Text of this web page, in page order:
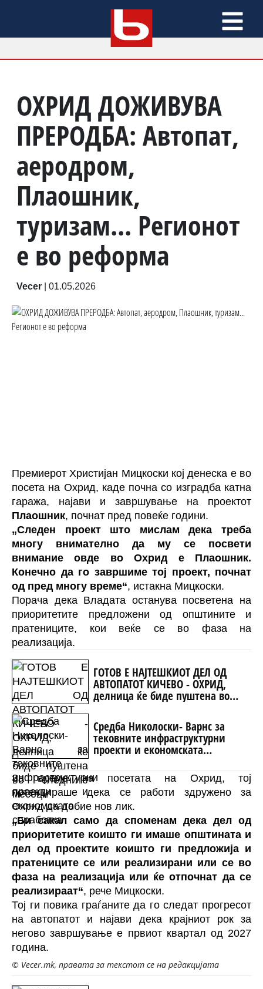
ОХРИД ДОЖИВУВА
ПРЕРОДБА: Автопат,
аеродром,
Плаошник,
туризам... Регионот
е во реформа
Vecer 01.05.2026
Премиерот Христијан Мицкоски кој денеска е во
посета на Охрид, каде почна со изградба катна
гаража, најави и завршување на проектот
Плаошник, почнат пред повеќе години.
„Следен проект што мислам дека треба
многу внимателно да му се посвети
внимание овде во Охрид е Плаошник.
Конечно да го завршиме тој проект, почнат
од пред многу време“, истакна Мицкоски.
Порача дека Владата останува посветена на
приоритетите предложени од општините и
пратениците, кои веќе се во фаза на
реализација.
ГОТОВ Е НАЈТЕШКИОТ ДЕЛ ОД
АВТОПАТОТ КИЧЕВО - ОХРИД,
делница ќе биде пуштена во
Средба Николоски- Варнс за
тековните инфраструктурни
проекти и економската
За време на посетата на Охрид, тој
потенцираше дека се работи здружено за
Охрид да добие нов лик.
„Би сакал само да споменам дека дел од
приоритетите коишто ги имаше општината и
дел од проектите коишто ги предложија и
пратениците се или реализирани или се во
фаза на реализација или ќе отпочнат да се
реализираат“, рече Мицкоски.
Тој ги повика граѓаните да го следат прогресот
на автопатот и најави дека крајниот рок за
негово завршување е првиот квартал од 2027
година.
© Vecer.mk, правата за текстот се на редакцијата